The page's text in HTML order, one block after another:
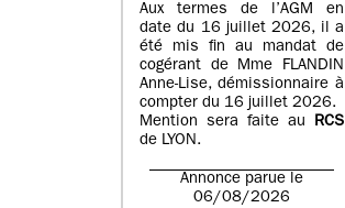
Aux termes de l’AGM en
date du 16 juillet 2026, il a
été mis fin au mandat de
cogérant de Mme FLANDIN
Anne-Lise, démissionnaire à
compter du 16 juillet 2026.
Mention sera faite au RCS
de LYON.
Annonce parue le
06/08/2026